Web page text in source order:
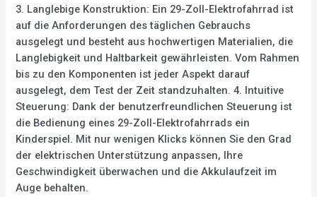
3. Langlebige Konstruktion: Ein 29-Zoll-Elektrofahrrad ist
auf die Anforderungen des täglichen Gebrauchs
ausgelegt und besteht aus hochwertigen Materialien, die
Langlebigkeit und Haltbarkeit gewährleisten. Vom Rahmen
bis zu den Komponenten ist jeder Aspekt darauf
ausgelegt, dem Test der Zeit standzuhalten. 4. Intuitive
Steuerung: Dank der benutzerfreundlichen Steuerung ist
die Bedienung eines 29-Zoll-Elektrofahrrads ein
Kinderspiel. Mit nur wenigen Klicks können Sie den Grad
der elektrischen Unterstützung anpassen, Ihre
Geschwindigkeit überwachen und die Akkulaufzeit im
Auge behalten.